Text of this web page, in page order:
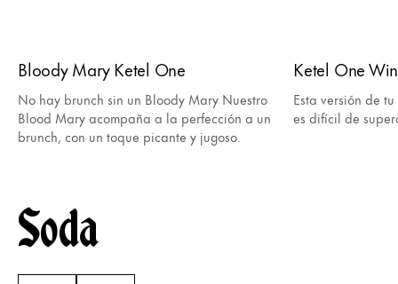
Bloody Mary Ketel One
No hay brunch sin un Bloody Mary Nuestro
Blood Mary acompaña a la perfección a un
brunch, con un toque picante y jugoso.
Ketel One
Esta versión de
es difícil de
Soda